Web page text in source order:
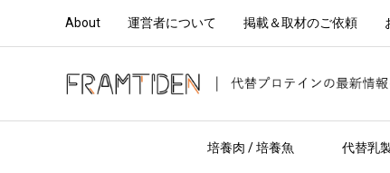
About 運営者について 掲載＆取材のご依頼
培養肉 / 培養魚 代替乳